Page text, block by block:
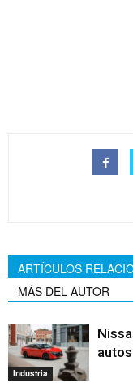
ARTÍCULOS
MÁS DEL AUTOR
Industria